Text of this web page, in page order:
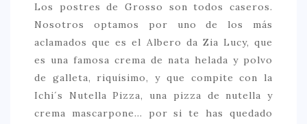
Los postres de Grosso son todos caseros.
Nosotros optamos por uno de los más
aclamados que es el Albero da Zia Lucy, que
es una famosa crema de nata helada y polvo
de galleta, riquísimo, y que compite con la
Ichi´s Nutella Pizza, una pizza de nutella y
crema mascarpone… por si te has quedado